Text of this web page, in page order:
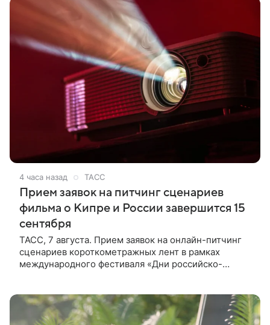
4 часа назад ТАСС
Прием заявок на питчинг сценариев
фильма о Кипре и России завершится 15
сентября
ТАСС, 7 августа. Прием заявок на онлайн-питчинг
сценариев короткометражных лент в рамках
международного фестиваля «Дни российско-